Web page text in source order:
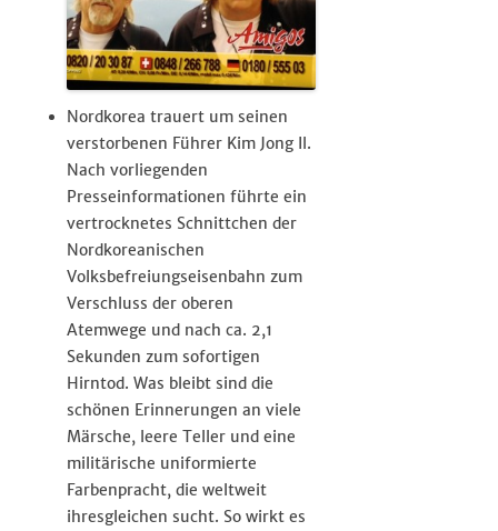
Nordkorea trauert um seinen
verstorbenen Führer Kim Jong Il.
Nach vorliegenden
Presseinformationen führte ein
vertrocknetes Schnittchen der
Nordkoreanischen
Volksbefreiungseisenbahn zum
Verschluss der oberen
Atemwege und nach ca. 2,1
Sekunden zum sofortigen
Hirntod. Was bleibt sind die
schönen Erinnerungen an viele
Märsche, leere Teller und eine
militärische uniformierte
Farbenpracht, die weltweit
ihresgleichen sucht. So wirkt es